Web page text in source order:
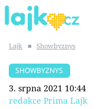
SHOPAHOLICADEL
Lajk ■ Showbyznys
SHOWBYZNYS
3. srpna 2021 10:44
redakce Prima Lajk